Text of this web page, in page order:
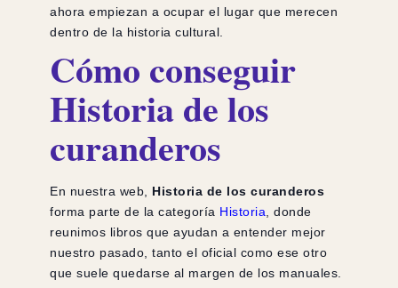
ahora empiezan a ocupar el lugar que merecen
dentro de la historia cultural.
Cómo conseguir
Historia de los
curanderos
En nuestra web, Historia de los curanderos
forma parte de la categoría Historia , donde
reunimos libros que ayudan a entender mejor
nuestro pasado, tanto el oficial como ese otro
que suele quedarse al margen de los manuales.